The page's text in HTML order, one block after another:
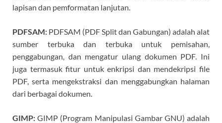
lapisan dan pemformatan lanjutan.
PDFSAM: PDFSAM (PDF Split dan Gabungan) adalah alat
sumber terbuka dan terbuka untuk pemisahan,
penggabungan, dan mengatur ulang dokumen PDF. Ini
juga termasuk fitur untuk enkripsi dan mendekripsi file
PDF, serta mengekstraksi dan menggabungkan halaman
dari berbagai dokumen.
GIMP: GIMP (Program Manipulasi Gambar GNU) adalah